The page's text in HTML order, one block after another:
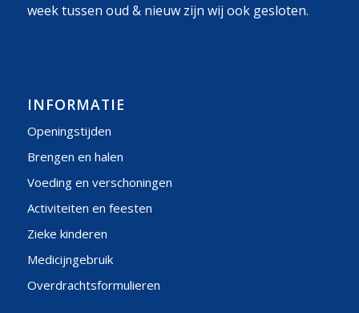
week tussen oud & nieuw zijn wij ook gesloten.
INFORMATIE
Openingstijden
Brengen en halen
Voeding en verschoningen
Activiteiten en feesten
Zieke kinderen
Medicijngebruik
Overdrachtsformulieren